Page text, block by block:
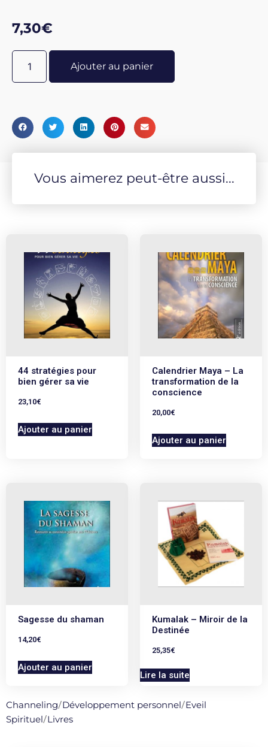
pas un diseur de bonne aventure, mais bien un
pédagogue averti, à notre service.
7,30€
Ajouter au panier
Vous aimerez peut-être aussi...
44 stratégies pour
bien gérer sa vie
23,10€
Ajouter au panier
Calendrier Maya – La
transformation de la
conscience
20,00€
Ajouter au panier
Sagesse du shaman
14,20€
Ajouter au panier
Kumalak – Miroir de la
Destinée
25,35€
Lire la suite
Channeling/Développement personnel/Eveil
Spirituel/Livres